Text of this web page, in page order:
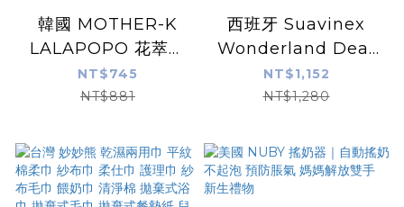
韓國 MOTHER-K
LALAPOPO 花萃濕
紙巾禮盒 送禮首選 彌
月禮 新生兒 俐落不連
NT$745
NT$881
西班牙 Suavinex
Wonderland Dear
New Born禮盒（4件
組） 送禮 新生兒
NT$1,152
NT$1,280